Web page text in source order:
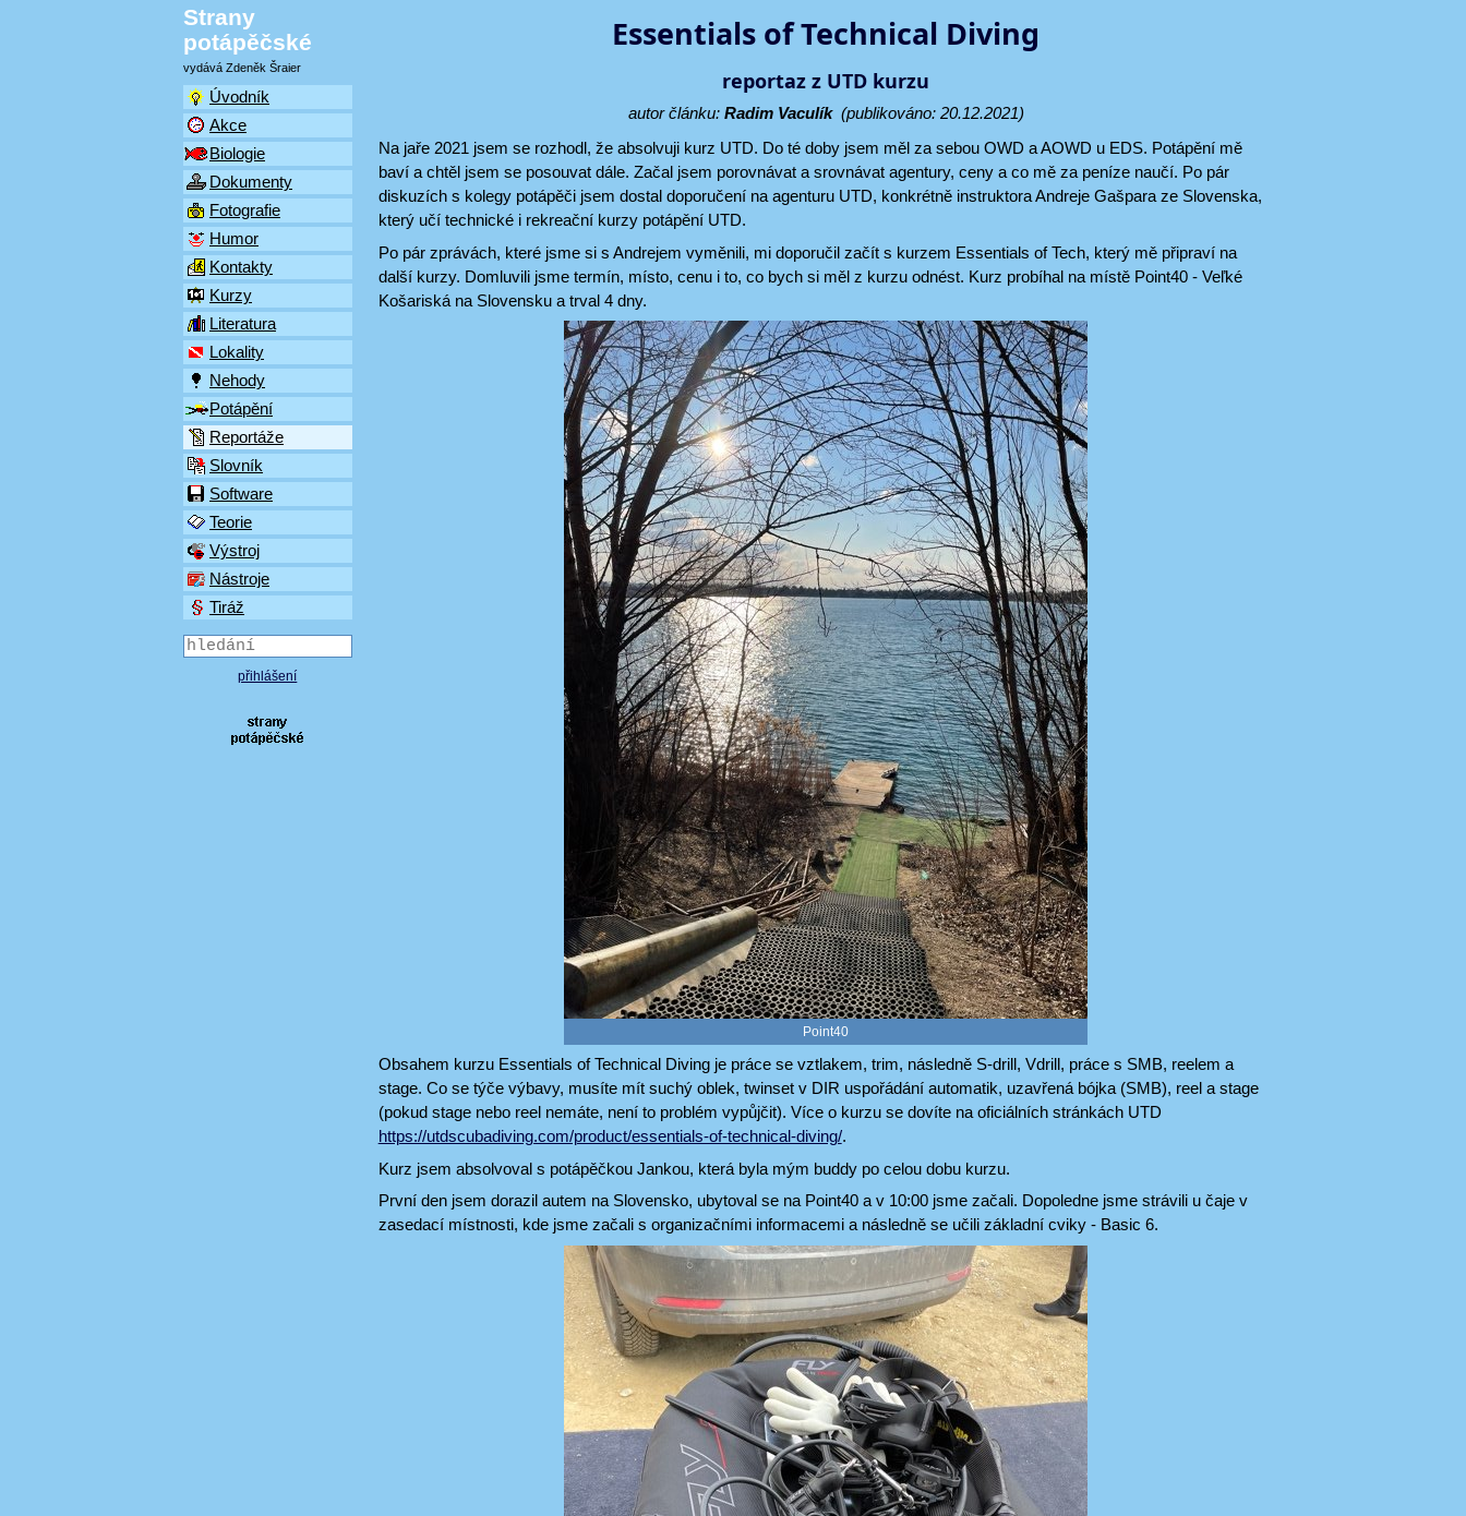
Strany
potápěčské
vydává Zdeněk Šraier
Úvodník
Akce
Biologie
Dokumenty
Fotografie
Humor
Kontakty
Kurzy
Literatura
Lokality
Nehody
Potápění
Reportáže
Slovník
Software
Teorie
Výstroj
Nástroje
Tiráž
přihlášení
Essentials of Technical Diving
reportaz z UTD kurzu
autor článku: Radim Vaculík(publikováno: 20.12.2021)
Na jaře 2021 jsem se rozhodl, že absolvuji kurz UTD. Do té doby jsem měl za sebou OWD a AOWD u EDS. Potápění mě
baví a chtěl jsem se posouvat dále. Začal jsem porovnávat a srovnávat agentury, ceny a co mě za peníze naučí. Po pár
diskuzích s kolegy potápěči jsem dostal doporučení na agenturu UTD, konkrétně instruktora Andreje Gašpara ze Slovenska,
který učí technické i rekreační kurzy potápění UTD.
Po pár zprávách, které jsme si s Andrejem vyměnili, mi doporučil začít s kurzem Essentials of Tech, který mě připraví na
další kurzy. Domluvili jsme termín, místo, cenu i to, co bych si měl z kurzu odnést. Kurz probíhal na místě Point40 - Veľké
Košariská na Slovensku a trval 4 dny.
Point40
Obsahem kurzu Essentials of Technical Diving je práce se vztlakem, trim, následně S-drill, Vdrill, práce s SMB, reelem a
stage. Co se týče výbavy, musíte mít suchý oblek, twinset v DIR uspořádání automatik, uzavřená bójka (SMB), reel a stage
(pokud stage nebo reel nemáte, není to problém vypůjčit). Více o kurzu se dovíte na oficiálních stránkách UTD
https://utdscubadiving.com/product/essentials-of-technical-diving/.
Kurz jsem absolvoval s potápěčkou Jankou, která byla mým buddy po celou dobu kurzu.
První den jsem dorazil autem na Slovensko, ubytoval se na Point40 a v 10:00 jsme začali. Dopoledne jsme strávili u čaje v
zasedací místnosti, kde jsme začali s organizačními informacemi a následně se učili základní cviky - Basic 6.